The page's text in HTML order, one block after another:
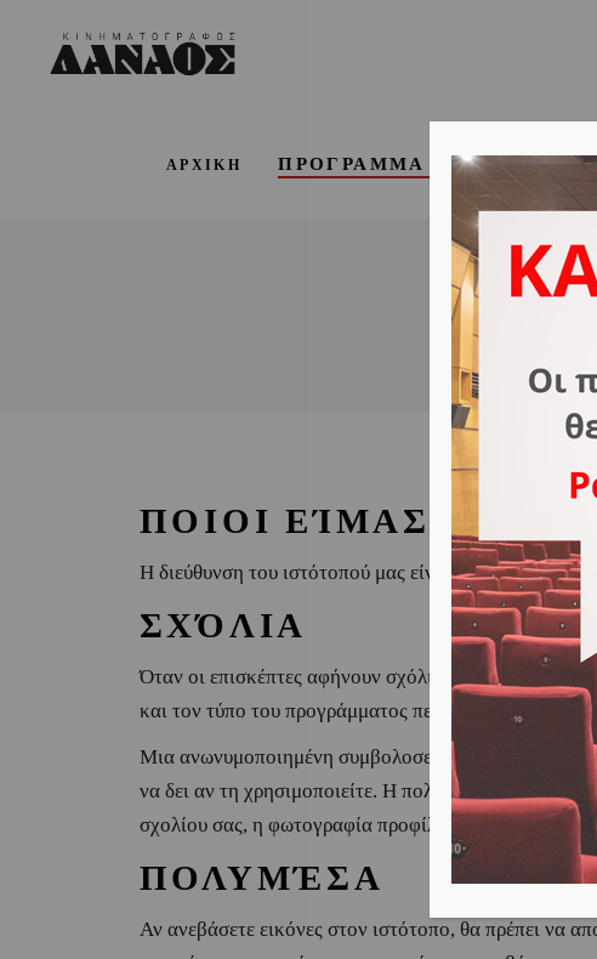
ΑΡΧΙΚΗ ΠΡΟΓΡΑΜΜΑ ΕΒΔΟΜΑΔΟΣ
ΠΟΙΟΙ ΕΊΜΑΣΤΕ
Η διεύθυνση του ιστότοπού μας είναι:https://
ΣΧΌΛΙΑ
Όταν οι επισκέπτες αφήνουν σχόλια στον ιστότοπο,
και τον τύπο του προγράμματος περιήγησης, για να
Μια ανωνυμοποιημένη συμβολοσειρά που
να δει αν τη χρησιμοποιείτε. Η πολιτική απορρήτου
σχολίου σας, η φωτογραφία προφίλ σας θα είναι
ΠΟΛΥΜΈΣΑ
Αν ανεβάσετε εικόνες στον ιστότοπο, θα πρέπει να